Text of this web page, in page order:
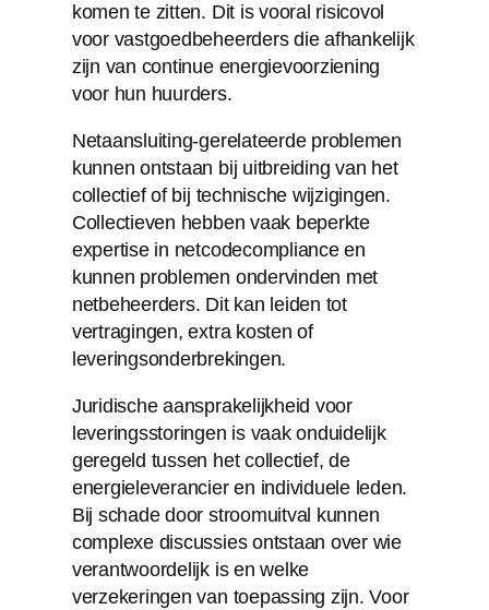
komen te zitten. Dit is vooral risicovol
voor vastgoedbeheerders die afhankelijk
zijn van continue energievoorziening
voor hun huurders.
Netaansluiting-gerelateerde problemen
kunnen ontstaan bij uitbreiding van het
collectief of bij technische wijzigingen.
Collectieven hebben vaak beperkte
expertise in netcodecompliance en
kunnen problemen ondervinden met
netbeheerders. Dit kan leiden tot
vertragingen, extra kosten of
leveringsonderbrekingen.
Juridische aansprakelijkheid voor
leveringsstoringen is vaak onduidelijk
geregeld tussen het collectief, de
energieleverancier en individuele leden.
Bij schade door stroomuitval kunnen
complexe discussies ontstaan over wie
verantwoordelijk is en welke
verzekeringen van toepassing zijn. Voor